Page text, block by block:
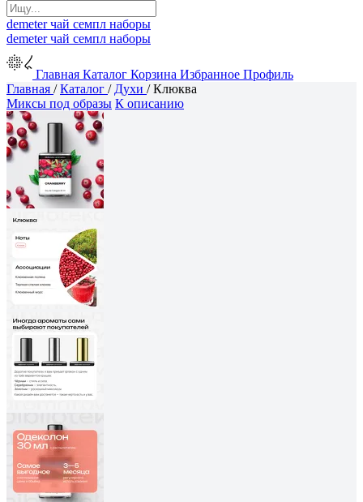
demeterчай семпл наборы
demeterчай семпл наборы
Главная Каталог Корзина Избранное Профиль
Главная /Каталог / Духи /Клюква
Миксы под образы К описанию